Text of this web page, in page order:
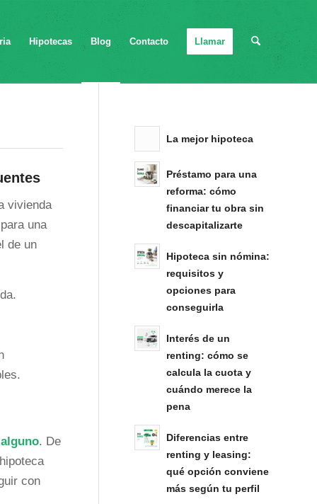
Hipotecas Blog Contacto Llamar
vivienda
una
de un
. De
con
La mejor hipoteca
Préstamo para una
reforma: cómo
financiar tu obra sin
descapitalizarte
Hipoteca sin nómina:
requisitos y
opciones para
conseguirla
Interés de un
renting: cómo se
calcula la cuota y
cuándo merece la
pena
Diferencias entre
renting y leasing:
qué opción conviene
más según tu perfil